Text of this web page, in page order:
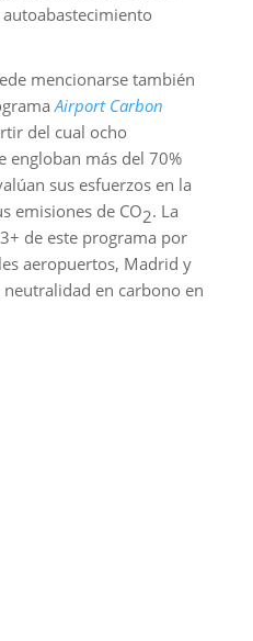
mencionarse también
Airport Carbon
del cual ocho
engloban más del 70%
sus esfuerzos en la
emisiones de CO2. La
de este programa por
aeropuertos, Madrid y
en carbono en